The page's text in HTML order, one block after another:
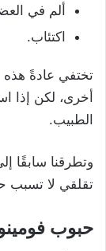
ألم في
اكتئاب.
تختفي عادةً هذه
أخرى، لكن إذا
الطبيب.
وتطرقنا سابقًا
تقلقي لا تسبب
حبوب